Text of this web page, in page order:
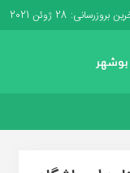
بروزرسانی: 28 ژوئن 2021